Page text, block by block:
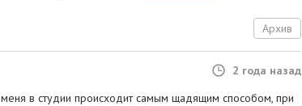
Архив
2 года назад
в студии происходит самым щадящим способом, при